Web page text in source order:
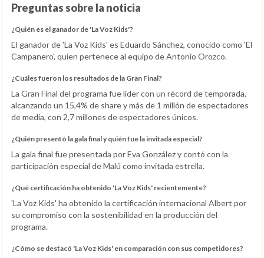
Preguntas sobre la noticia
¿Quién es el ganador de 'La Voz Kids'?
El ganador de 'La Voz Kids' es Eduardo Sánchez, conocido como 'El
Campanero', quien pertenece al equipo de Antonio Orozco.
¿Cuáles fueron los resultados de la Gran Final?
La Gran Final del programa fue líder con un récord de temporada,
alcanzando un 15,4% de share y más de 1 millón de espectadores
de media, con 2,7 millones de espectadores únicos.
¿Quién presentó la gala final y quién fue la invitada especial?
La gala final fue presentada por Eva González y contó con la
participación especial de Malú como invitada estrella.
¿Qué certificación ha obtenido 'La Voz Kids' recientemente?
'La Voz Kids' ha obtenido la certificación internacional Albert por
su compromiso con la sostenibilidad en la producción del
programa.
¿Cómo se destacó 'La Voz Kids' en comparación con sus competidores?